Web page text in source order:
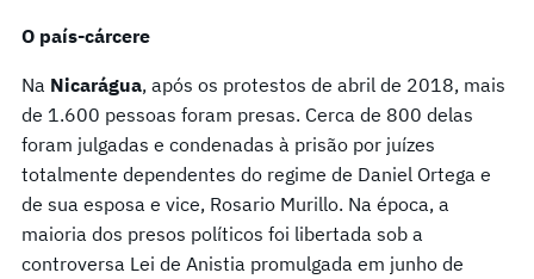
O país-cárcere
Na Nicarágua, após os protestos de abril de 2018, mais
de 1.600 pessoas foram presas. Cerca de 800 delas
foram julgadas e condenadas à prisão por juízes
totalmente dependentes do regime de Daniel Ortega e
de sua esposa e vice, Rosario Murillo. Na época, a
maioria dos presos políticos foi libertada sob a
controversa Lei de Anistia promulgada em junho de